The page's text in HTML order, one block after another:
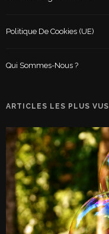
Politique De Cookies (UE)
Qui Sommes-Nous ?
ARTICLES LES PLUS VUS